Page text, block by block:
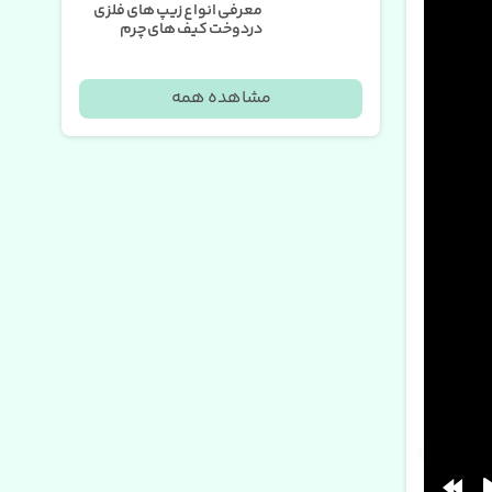
معرفی انواع زیپ های فلزی
دردوخت کیف های چرم
مشاهده همه